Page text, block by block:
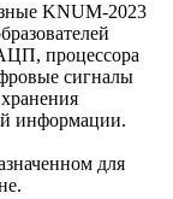
KNUM-2023
процессора
сигналы
информации.
для